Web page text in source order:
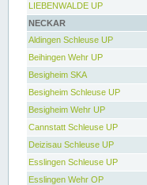
LIEBENWALDE UP
NECKAR
Aldingen Schleuse UP
Beihingen Wehr UP
Besigheim SKA
Besigheim Schleuse UP
Besigheim Wehr UP
Cannstatt Schleuse UP
Deizisau Schleuse UP
Esslingen Schleuse UP
Esslingen Wehr OP